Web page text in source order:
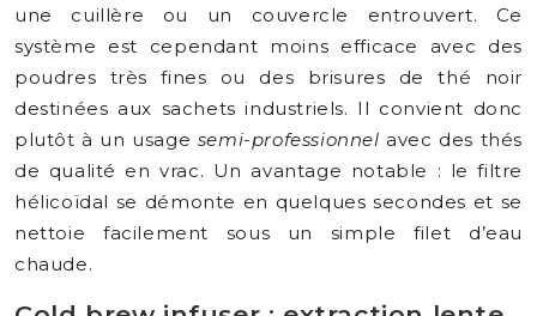
une cuillère ou un couvercle entrouvert. Ce
système est cependant moins efficace avec des
poudres très fines ou des brisures de thé noir
destinées aux sachets industriels. Il convient donc
plutôt à un usage semi-professionnel avec des thés
de qualité en vrac. Un avantage notable : le filtre
hélicoïdal se démonte en quelques secondes et se
nettoie facilement sous un simple filet d’eau
chaude.